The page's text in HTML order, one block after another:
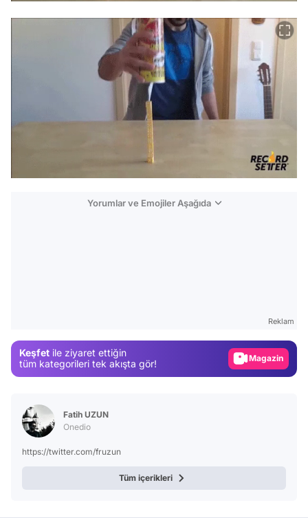
Yorumlar ve Emojiler Aşağıda
Reklam
Keşfet ile ziyaret ettiğin
tüm kategorileri tek akışta gör!
Magazin
Fatih UZUN
Onedio
https://twitter.com/fruzun
Tüm içerikleri